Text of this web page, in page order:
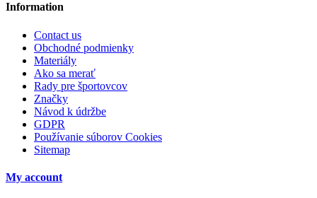
Information
Contact us
Obchodné podmienky
Materiály
Ako sa merať
Rady pre športovcov
Značky
Návod k údržbe
GDPR
Používanie súborov Cookies
Sitemap
My account